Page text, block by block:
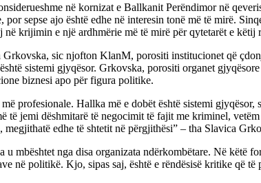
në kornizat e Ballkanit Perëndimor në
sepse ajo është edhe në interesin tonë më të mirë.
krijimin e një ardhmërie më të mirë për qytetarët e këtij
sic njofton KlanM, porositi institucionet që
sistemi gjyqësor. Grkovska, porositi organet
biznesi apo për figura politike.
profesionale. Hallka më e dobët është sistemi
jemi dëshmitarë të negocimit të fajit me kriminel,
edhe të shtetit në përgjithësi” – tha Slavica
mbështet nga disa organizata ndërkombëtare. Në këtë
në politikë. Kjo, sipas saj, është e rëndësisë kritike që